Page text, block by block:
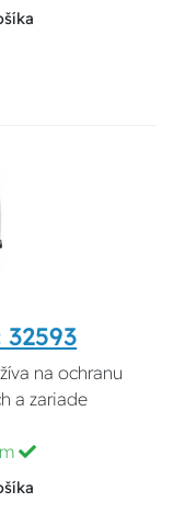
na ochranu
a zariade